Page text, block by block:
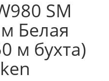
SM
Белая
м бухта)